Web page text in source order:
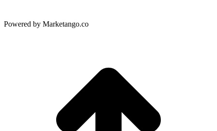
Powered by Marketango.co